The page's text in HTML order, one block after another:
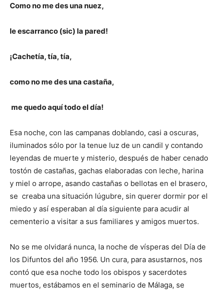
Como no me des una nuez,
le escarranco (sic) la pared!
¡Cachetía, tía, tía,
como no me des una castaña,
me quedo aquí todo el día!
Esa noche, con las campanas doblando, casi a oscuras,
iluminados sólo por la tenue luz de un candil y contando
leyendas de muerte y misterio, después de haber cenado
tostón de castañas, gachas elaboradas con leche, harina
y miel o arrope, asando castañas o bellotas en el brasero,
se creaba una situación lúgubre, sin querer dormir por el
miedo y así esperaban al día siguiente para acudir al
cementerio a visitar a sus familiares y amigos muertos.
No se me olvidará nunca, la noche de vísperas del Día de
los Difuntos del año 1956. Un cura, para asustarnos, nos
contó que esa noche todo los obispos y sacerdotes
muertos, estábamos en el seminario de Málaga, se